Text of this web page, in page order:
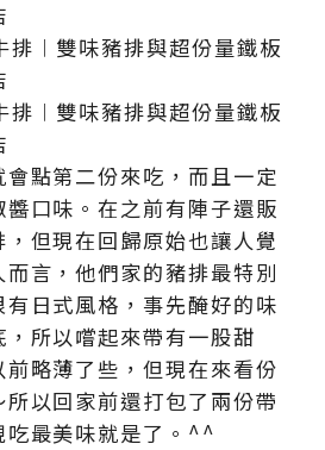
點第二份來吃，而且一定
口味。在之前有陣子還販
但現在回歸原始也讓人覺
言，他們家的豬排最特別
日式風格，事先醃好的味
所以嚐起來帶有一股甜
略薄了些，但現在來看份
以回家前還打包了兩份帶
吃最美味就是了。^^